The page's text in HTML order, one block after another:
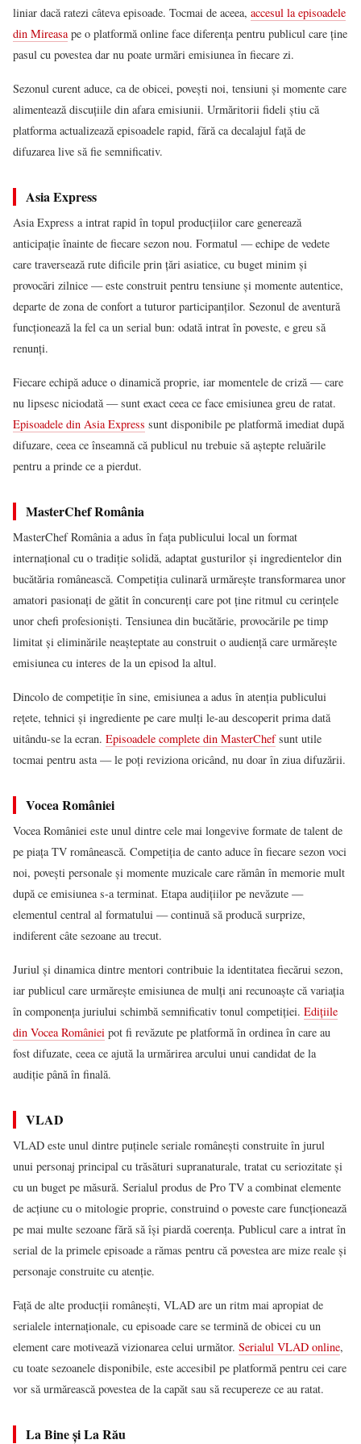
liniar dacă ratezi câteva episoade. Tocmai de aceea,accesul la episoadele
din Mireasape o platformă online face diferența pentru publicul care ține
pasul cu povestea dar nu poate urmări emisiunea în fiecare zi.
Sezonul curent aduce, ca de obicei, povești noi, tensiuni și momente care
alimentează discuțiile din afara emisiunii. Urmăritorii fideli știu că
platforma actualizează episoadele rapid, fără ca decalajul față de
difuzarea live să fie semnificativ.
Asia Express
Asia Express a intrat rapid în topul producțiilor care generează
anticipație înainte de fiecare sezon nou. Formatul — echipe de vedete
care traversează rute dificile prin țări asiatice, cu buget minim și
provocări zilnice — este construit pentru tensiune și momente autentice,
departe de zona de confort a tuturor participanților. Sezonul de aventură
funcționează la fel ca un serial bun: odată intrat în poveste, e greu să
renunți.
Fiecare echipă aduce o dinamică proprie, iar momentele de criză — care
nu lipsesc niciodată — sunt exact ceea ce face emisiunea greu de ratat.
Episoadele din Asia Express sunt disponibile pe platformă imediat după
difuzare, ceea ce înseamnă că publicul nu trebuie să aștepte reluările
pentru a prinde ce a pierdut.
MasterChef România
MasterChef România a adus în fața publicului local un format
internațional cu o tradiție solidă, adaptat gusturilor și ingredientelor din
bucătăria românească. Competiția culinară urmărește transformarea unor
amatori pasionați de gătit în concurenți care pot ține ritmul cu cerințele
unor chefi profesioniști. Tensiunea din bucătărie, provocările pe timp
limitat și eliminările neașteptate au construit o audiență care urmărește
emisiunea cu interes de la un episod la altul.
Dincolo de competiție în sine, emisiunea a adus în atenția publicului
rețete, tehnici și ingrediente pe care mulți le-au descoperit prima dată
uitându-se la ecran.Episoadele complete din MasterChefsunt utile
tocmai pentru asta — le poți reviziona oricând, nu doar în ziua difuzării.
Vocea României
Vocea României este unul dintre cele mai longevive formate de talent de
pe piața TV românească. Competiția de canto aduce în fiecare sezon voci
noi, povești personale și momente muzicale care rămân în memorie mult
după ce emisiunea s-a terminat. Etapa audițiilor pe nevăzute —
elementul central al formatului — continuă să producă surprize,
indiferent câte sezoane au trecut.
Juriul și dinamica dintre mentori contribuie la identitatea fiecărui sezon,
iar publicul care urmărește emisiunea de mulți ani recunoaște că variația
în componența juriului schimbă semnificativ tonul competiției.Edițiile
din Vocea României pot fi revăzute pe platformă în ordinea în care au
fost difuzate, ceea ce ajută la urmărirea arcului unui candidat de la
audiție până în finală.
VLAD
VLAD este unul dintre puținele seriale românești construite în jurul
unui personaj principal cu trăsături supranaturale, tratat cu seriozitate și
cu un buget pe măsură. Serialul produs de Pro TV a combinat elemente
de acțiune cu o mitologie proprie, construind o poveste care funcționează
pe mai multe sezoane fără să își piardă coerența. Publicul care a intrat în
serial de la primele episoade a rămas pentru că povestea are mize reale și
personaje construite cu atenție.
Față de alte producții românești, VLAD are un ritm mai apropiat de
serialele internaționale, cu episoade care se termină de obicei cu un
element care motivează vizionarea celui următor.Serialul VLAD online,
cu toate sezoanele disponibile, este accesibil pe platformă pentru cei care
vor să urmărească povestea de la capăt sau să recupereze ce au ratat.
La Bine și La Rău